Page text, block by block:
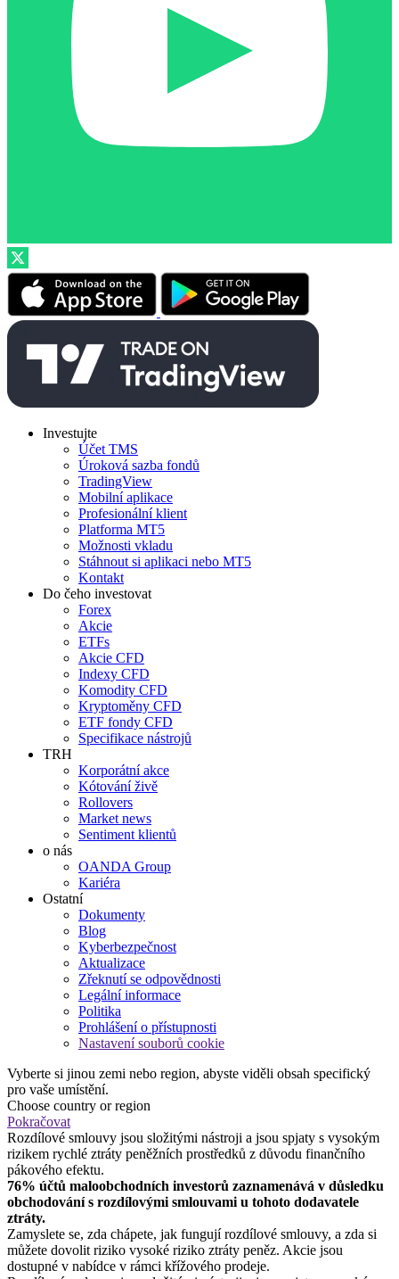
Investujte
Účet TMS
Úroková sazba fondů
TradingView
Mobilní aplikace
Profesionální klient
Platforma MT5
Možnosti vkladu
Stáhnout si aplikaci nebo MT5
Kontakt
Do čeho investovat
Forex
Akcie
ETFs
Akcie CFD
Indexy CFD
Komodity CFD
Kryptoměny CFD
ETF fondy CFD
Specifikace nástrojů
TRH
Korporátní akce
Kótování živě
Rollovers
Market news
Sentiment klientů
o nás
OANDA Group
Kariéra
Ostatní
Dokumenty
Blog
Kyberbezpečnost
Aktualizace
Zřeknutí se odpovědnosti
Legální informace
Politika
Prohlášení o přístupnosti
Nastavení souborů cookie
Vyberte si jinou zemi nebo region, abyste viděli obsah specifický
pro vaše umístění.
Choose country or region
Pokračovat
Rozdílové smlouvy jsou složitými nástroji a jsou spjaty s vysokým
rizikem rychlé ztráty peněžních prostředků z důvodu finančního
pákového efektu.
76% účtů maloobchodních investorů zaznamenává v důsledku
obchodování s rozdílovými smlouvami u tohoto dodavatele
ztráty.
Zamyslete se, zda chápete, jak fungují rozdílové smlouvy, a zda si
můžete dovolit riziko vysoké riziko ztráty peněz. Akcie jsou
dostupné v nabídce v rámci křížového prodeje.